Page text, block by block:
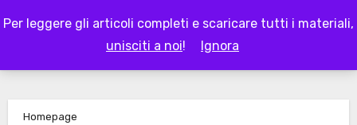
Per leggere gli articoli completi e scaricare tutti i materiali,
unisciti a noi! Ignora
to
LAPAPPADOLCE
Homepage